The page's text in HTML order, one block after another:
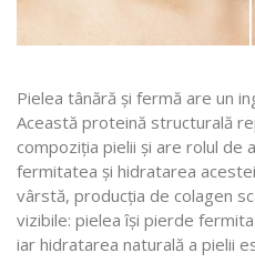
Pielea tânără și fermă are un
Această proteină structurală
compoziția pielii și are rolul de
fermitatea și hidratarea
vârstă, producția de colagen
vizibile: pielea își pierde
iar hidratarea naturală a pielii